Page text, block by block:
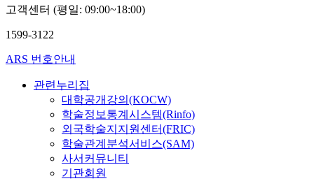
고객센터 (평일: 09:00~18:00)
1599-3122
ARS 번호안내
관련누리집
대학공개강의(KOCW)
학술정보통계시스템(Rinfo)
외국학술지지원센터(FRIC)
학술관계분석서비스(SAM)
사서커뮤니티
기관회원